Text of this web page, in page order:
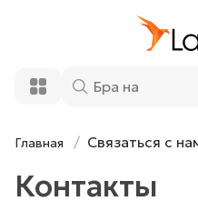
Главная Связаться с
Контакты